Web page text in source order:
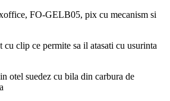
FO-GELB05, pix cu mecanism si
clip ce permite sa il atasati cu usurinta
otel suedez cu bila din carbura de